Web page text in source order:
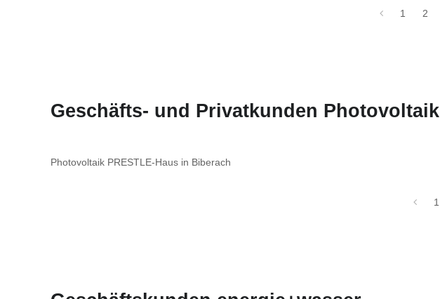
1 2
Geschäfts- und Privatkunden Photovoltaik
Photovoltaik PRESTLE-Haus in Biberach
1